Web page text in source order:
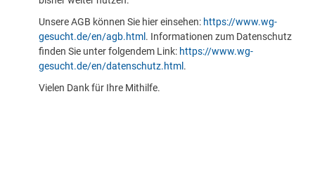
Unsere AGB können Sie hier einsehen: https://www.wg-
gesucht.de/en/agb.html . Informationen zum Datenschutz
finden Sie unter folgendem Link: https://www.wg-
gesucht.de/en/datenschutz.html .
Vielen Dank für Ihre Mithilfe.